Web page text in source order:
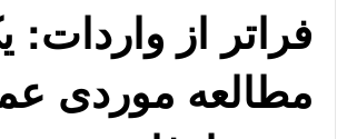
فراتر از واردات:
مطالعه موردی